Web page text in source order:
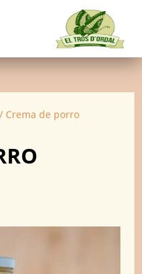
/ Crema de porro